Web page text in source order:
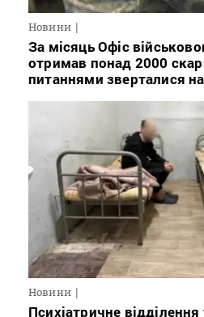
Новини
За місяць Офіс
отримав понад 2000
питаннями зверталися
Новини
Психіатричне